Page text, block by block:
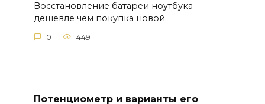
Восстановление батареи ноутбука
дешевле чем покупка новой.
0 449
Потенциометр и варианты его